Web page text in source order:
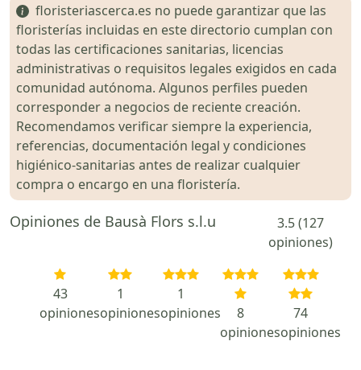
floristeriascerca.es no puede garantizar que las
floristerías incluidas en este directorio cumplan con
todas las certificaciones sanitarias, licencias
administrativas o requisitos legales exigidos en cada
comunidad autónoma. Algunos perfiles pueden
corresponder a negocios de reciente creación.
Recomendamos verificar siempre la experiencia,
referencias, documentación legal y condiciones
higiénico-sanitarias antes de realizar cualquier
compra o encargo en una floristería.
Opiniones de Bausà Flors s.l.u
3.5 (127
opiniones)
43
opiniones
1
opiniones
1
opiniones
8
opiniones
74
opiniones